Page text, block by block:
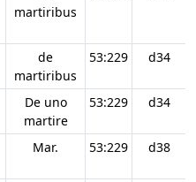
martiribus
de
martiribus
53:229 d34
De uno
martire
53:229 d34
Mar. 53:229 d38